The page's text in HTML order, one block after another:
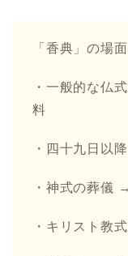
「香典」の場
・一般的な仏
料
・四十九日以
・神式の葬儀
・キリスト教